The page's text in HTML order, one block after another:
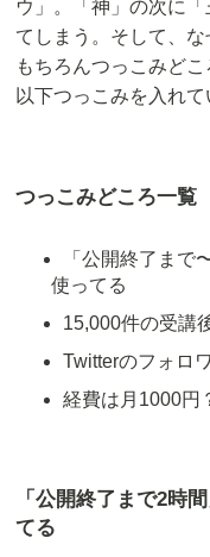
ウ」。「神」の次に
てしまう。そして、な
もちろんつっこみど
以下つっこみを入れて
つっこみどころ一覧
「公開終了まで
使ってる
15,000件の受講
Twitterのフォロ
経費は月1000円
「公開終了まで2時
てる